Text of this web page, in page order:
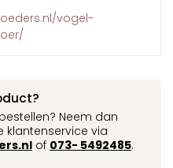
vogel-
Neem dan
via
of 073- 5492485.